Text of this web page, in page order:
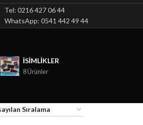
Tel: 0216 427 06 44
WhatsApp: 0541 442 49 44
ISIMLIKLER
8 Ürünler